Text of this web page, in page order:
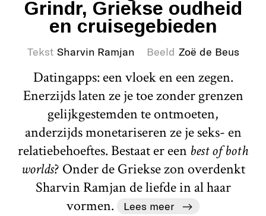
Grindr, Griekse oudheid
en cruisegebieden
Tekst Sharvin Ramjan Beeld Zoë de Beus
Datingapps: een vloek en een zegen.
Enerzijds laten ze je toe zonder grenzen
gelijkgestemden te ontmoeten,
anderzijds monetariseren ze je seks- en
relatiebehoeftes. Bestaat er een best of both
worlds? Onder de Griekse zon overdenkt
Sharvin Ramjan de liefde in al haar
vormen.
Lees meer